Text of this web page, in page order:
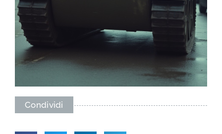
Condividi